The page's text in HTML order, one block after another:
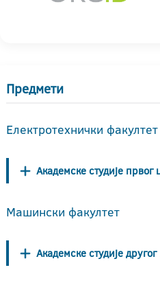
Предмети
Електротехнички факултет
Академске студије првог
Машински факултет
Академске студије